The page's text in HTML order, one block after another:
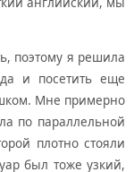
поэтому я решила
и посетить еще
Мне примерно
по параллельной
плотно стояли
был тоже узкий,